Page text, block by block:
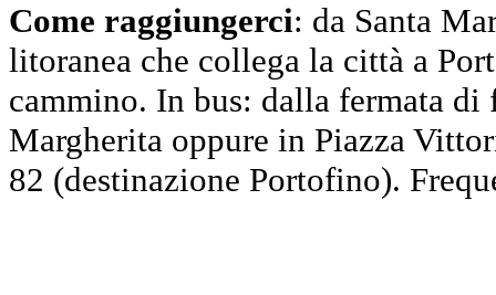
Come raggiungerci: da Santa
litoranea che collega la città a
cammino. In bus: dalla fermata
Margherita oppure in Piazza
82 (destinazione Portofino).